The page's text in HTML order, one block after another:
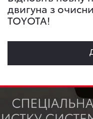
двигуна з
TOYOTA!